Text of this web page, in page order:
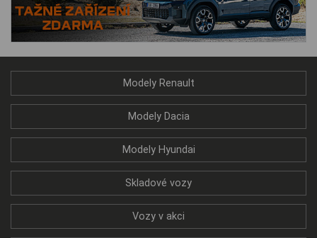
Modely Renault
Modely Dacia
Modely Hyundai
Skladové vozy
Vozy v akci